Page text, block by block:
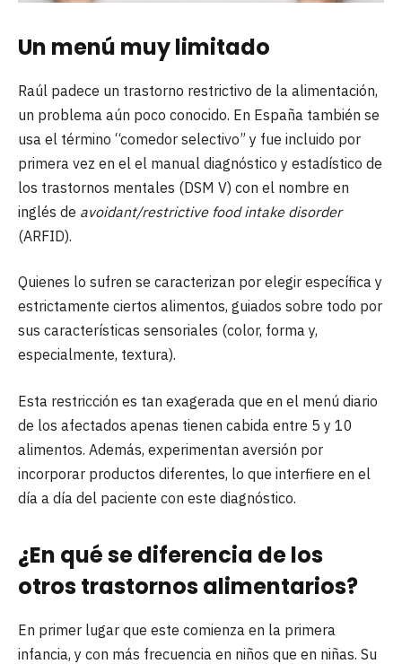
Un menú muy limitado
Raúl padece un trastorno restrictivo de la alimentación,
un problema aún poco conocido. En España también se
usa el término “comedor selectivo” y fue incluido por
primera vez en el el manual diagnóstico y estadístico de
los trastornos mentales (DSM V) con el nombre en
inglés de avoidant/restrictive food intake disorder
(ARFID).
Quienes lo sufren se caracterizan por elegir específica y
estrictamente ciertos alimentos, guiados sobre todo por
sus características sensoriales (color, forma y,
especialmente, textura).
Esta restricción es tan exagerada que en el menú diario
de los afectados apenas tienen cabida entre 5 y 10
alimentos. Además, experimentan aversión por
incorporar productos diferentes, lo que interfiere en el
día a día del paciente con este diagnóstico.
¿En qué se diferencia de los
otros trastornos alimentarios?
En primer lugar que este comienza en la primera
infancia, y con más frecuencia en niños que en niñas. Su